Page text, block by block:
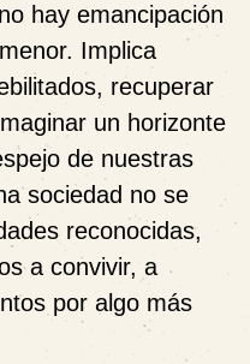
hay emancipación
Implica
recuperar
un horizonte
de nuestras
sociedad no se
reconocidas,
a convivir, a
por algo más